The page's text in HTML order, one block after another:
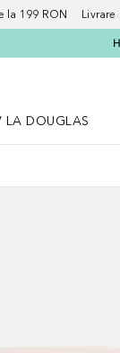
la 199 RON Livrare
LA DOUGLAS